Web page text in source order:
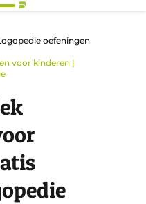
oefeningen
voor kinderen |